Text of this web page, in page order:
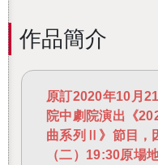
作品簡介
原訂2020年10月
院中劇院演出《
曲系列Ⅱ》節目，
（二）19:30原場